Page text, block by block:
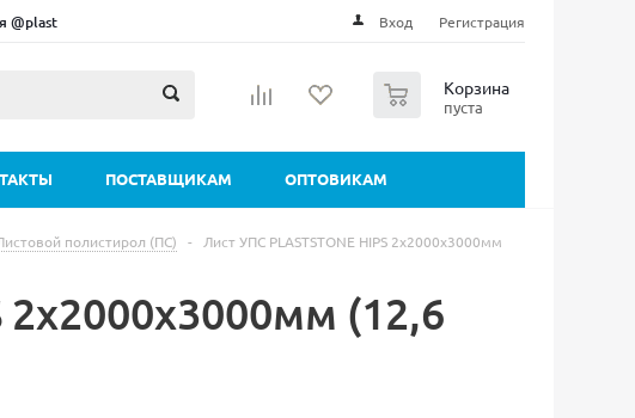
@plast Вход Регистрация
Корзина
пуста
ПОСТАВЩИКАМ ОПТОВИКАМ
полистирол (ПС) -
Лист УПС PLASTSTONE HIPS 2х2000х3000мм
2х2000х3000мм (12,6